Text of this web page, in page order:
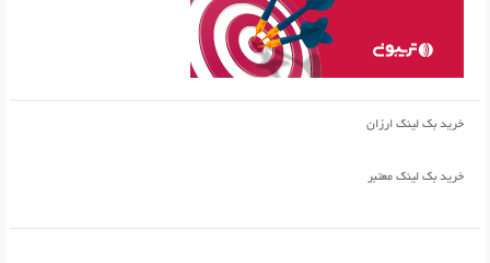
خرید بک لینک ارزان
خرید بک لینک معتبر